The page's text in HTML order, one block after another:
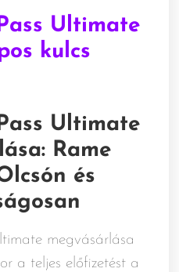
Ultimate
kulcs
Ultimate
Rame
és
megvásárlása
a teljes előfizetést a